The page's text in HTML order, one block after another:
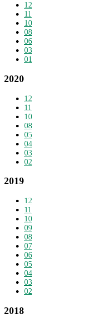
12
11
10
08
06
03
01
2020
12
11
10
08
05
04
03
02
2019
12
11
10
09
08
07
06
05
04
03
02
2018